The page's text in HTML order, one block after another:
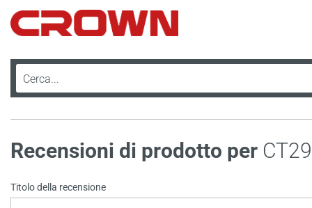
Recensioni di prodotto per
Titolo della recensione